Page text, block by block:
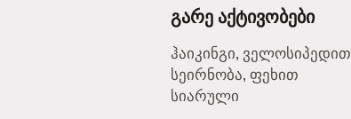
გარე აქტივობები
ჰაიკინგი, ველოსიპედით
სეირნობა, ფეხით
სიარული